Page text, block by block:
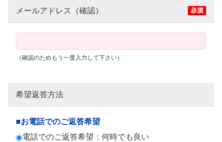
メールアドレス（確認）
（確認のためもう一度入力して下さい）
希望返答方法
■お電話でのご返答希望
電話でのご返答希望：何時でも良い